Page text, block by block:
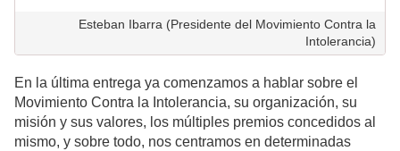
Esteban Ibarra (Presidente del Movimiento Contra la
Intolerancia)
En la última entrega ya comenzamos a hablar sobre el
Movimiento Contra la Intolerancia, su organización, su
misión y sus valores, los múltiples premios concedidos al
mismo, y sobre todo, nos centramos en determinadas